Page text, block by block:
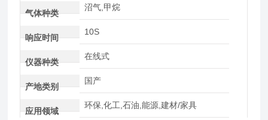
气体种类
沼气,甲烷
响应时间
10S
仪器种类
在线式
产地类别
国产
应用领域
环保,化工,石油,能源,建材/家具